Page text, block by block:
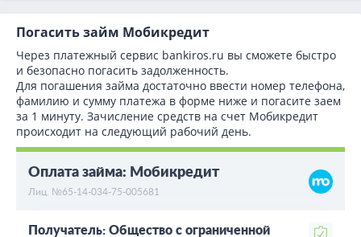
Погасить займ Мобикредит
Через платежный сервис bаnkiros.ru вы сможете быстро
и безопасно погасить задолженность.
Для погашения займа достаточно ввести номер телефона,
фамилию и сумму платежа в форме ниже и погасите заем
за 1 минуту. Зачисление средств на счет Мобикредит
происходит на следующий рабочий день.